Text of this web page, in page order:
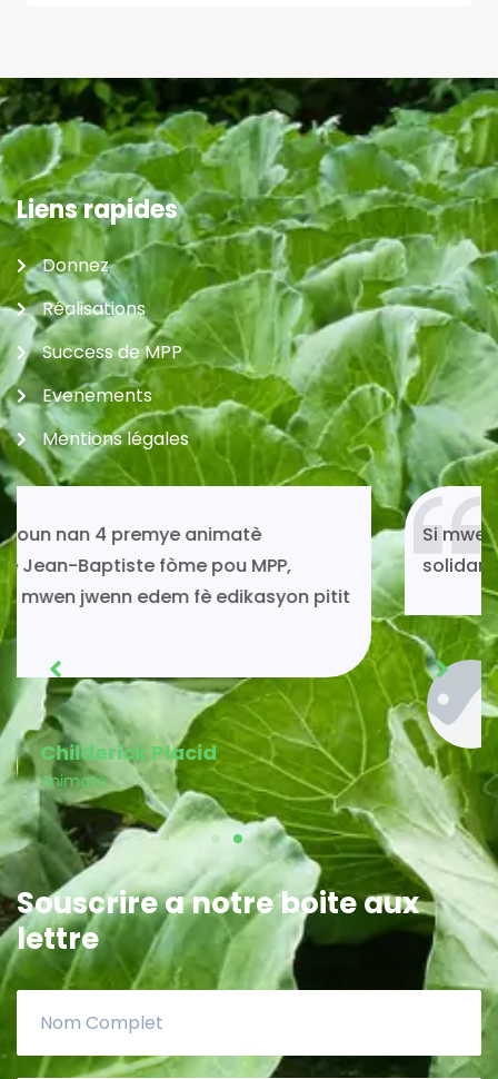
Liens rapides
Donnez
Réalisations
Success de MPP
Evenements
Mentions légales
Si mwen kontinye ap viv toujou gras ak
solidarite MPP.
Acénès Jeune
Membre MPP
Souscrire a notre boite aux
lettre